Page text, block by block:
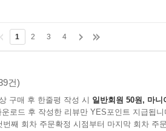
1 2 3 4
건)
구매 후 한줄평 작성 시 일반회원 50원, 마니
로드 후 작성한 리뷰만 YES포인트 지급됩니
번째 회차 주문확정 시점부터 마지막 회차 주